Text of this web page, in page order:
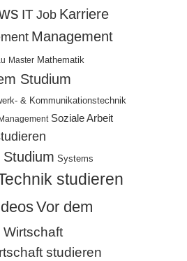
IT Job Karriere
Management
Master Mathematik
Studium
& Kommunikationstechnik
Soziale Arbeit
Studium Systems
studieren
Vor dem
Wirtschaft
studieren